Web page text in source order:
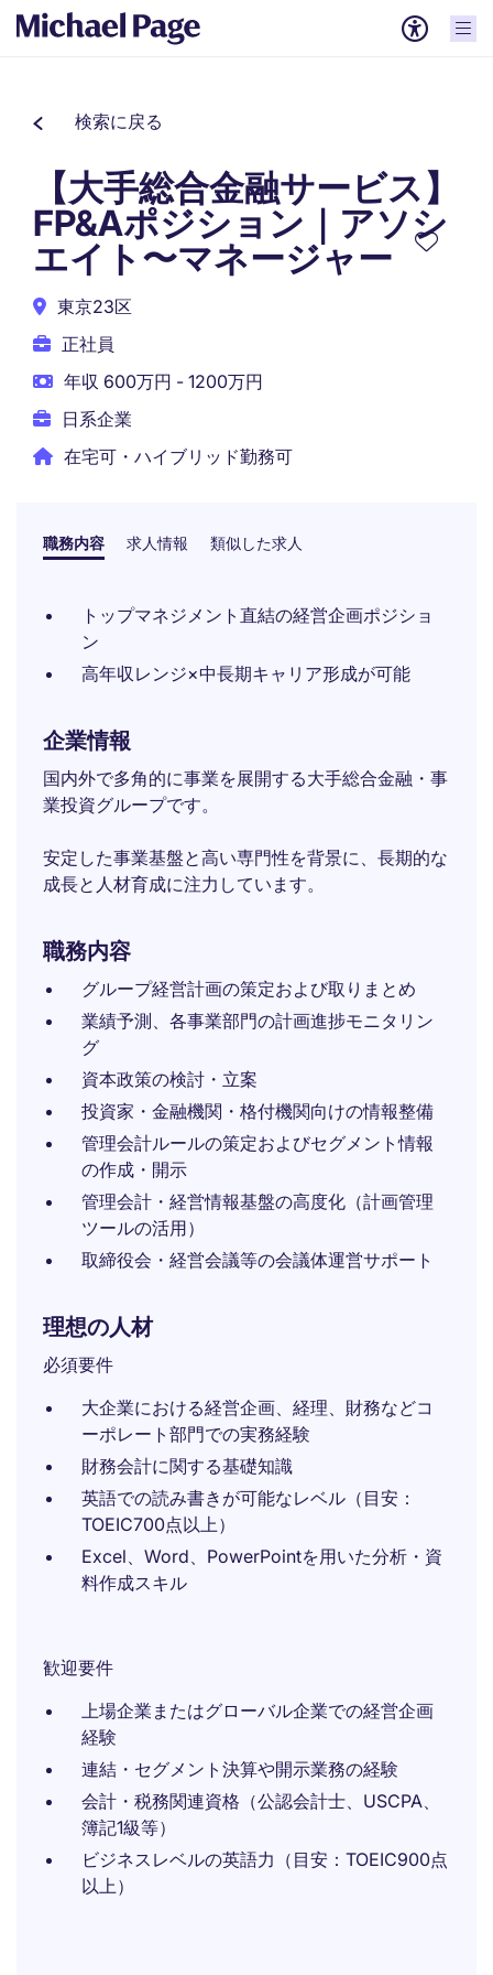
検索に戻る
【大手総合金融サービス】
FP&Aポジション｜アソシ
エイト〜マネージャー
東京23区
正社員
年収 600万円 - 1200万円
日系企業
在宅可・ハイブリッド勤務可
職務内容 求人情報 類似した求人
トップマネジメント直結の経営企画ポジショ
ン
高年収レンジ×中長期キャリア形成が可能
企業情報
国内外で多角的に事業を展開する大手総合金融・事
業投資グループです。
安定した事業基盤と高い専門性を背景に、長期的な
成長と人材育成に注力しています。
職務内容
グループ経営計画の策定および取りまとめ
業績予測、各事業部門の計画進捗モニタリン
グ
資本政策の検討・立案
投資家・金融機関・格付機関向けの情報整備
管理会計ルールの策定およびセグメント情報
の作成・開示
管理会計・経営情報基盤の高度化（計画管理
ツールの活用）
取締役会・経営会議等の会議体運営サポート
理想の人材
必須要件
大企業における経営企画、経理、財務などコ
ーポレート部門での実務経験
財務会計に関する基礎知識
英語での読み書きが可能なレベル（目安：
TOEIC700点以上）
Excel、Word、PowerPointを用いた分析・資
料作成スキル
歓迎要件
上場企業またはグローバル企業での経営企画
経験
連結・セグメント決算や開示業務の経験
会計・税務関連資格（公認会計士、USCPA、
簿記1級等）
ビジネスレベルの英語力（目安：TOEIC900点
以上）